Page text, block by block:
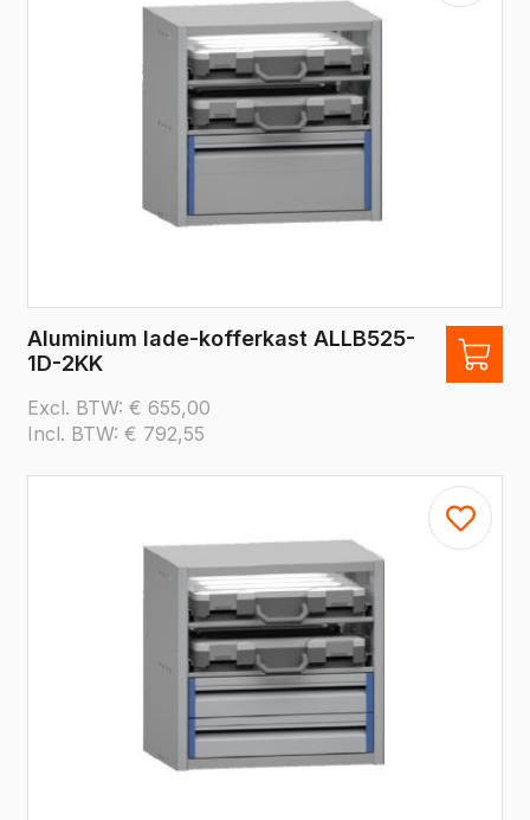
Aluminium lade-kofferkast ALLB525-
1D-2KK
Excl. BTW: € 655,00
Incl. BTW: € 792,55